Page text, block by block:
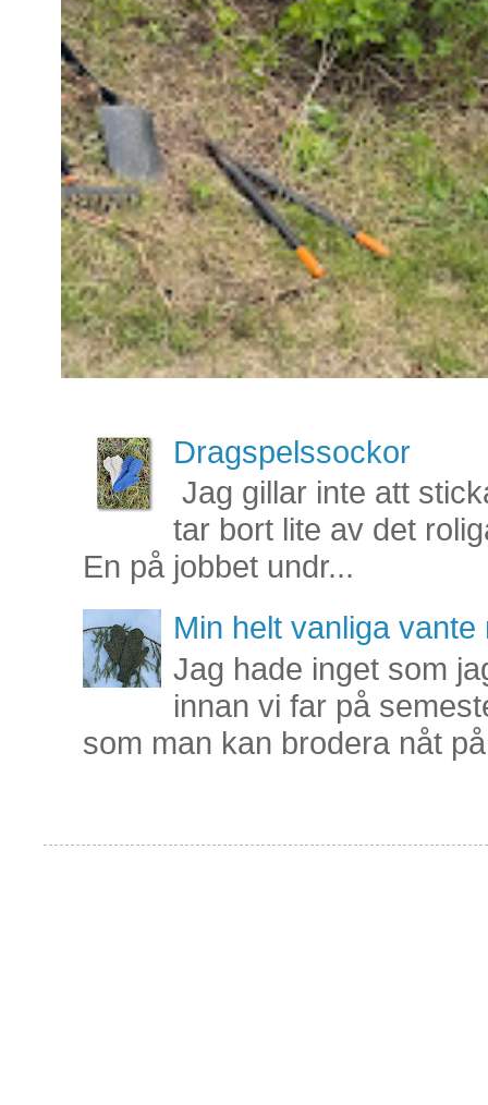
Dragspelssockor
Jag gillar inte att
tar bort lite av det
En på jobbet undr...
Min helt vanliga
Jag hade inget som
innan vi far på
som man kan brodera nåt